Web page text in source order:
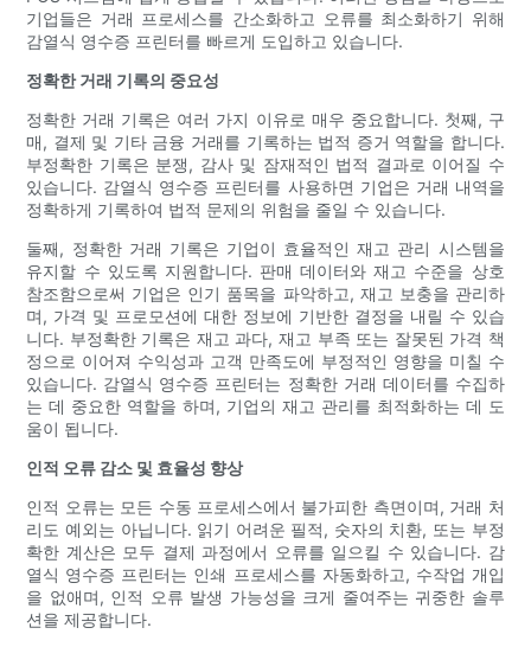
기업들은 거래 프로세스를 간소화하고 오류를 최소화하기 위해
감열식 영수증 프린터를 빠르게 도입하고 있습니다.
정확한 거래 기록의 중요성
정확한 거래 기록은 여러 가지 이유로 매우 중요합니다. 첫째, 구
매, 결제 및 기타 금융 거래를 기록하는 법적 증거 역할을 합니다.
부정확한 기록은 분쟁, 감사 및 잠재적인 법적 결과로 이어질 수
있습니다. 감열식 영수증 프린터를 사용하면 기업은 거래 내역을
정확하게 기록하여 법적 문제의 위험을 줄일 수 있습니다.
둘째, 정확한 거래 기록은 기업이 효율적인 재고 관리 시스템을
유지할 수 있도록 지원합니다. 판매 데이터와 재고 수준을 상호
참조함으로써 기업은 인기 품목을 파악하고, 재고 보충을 관리하
며, 가격 및 프로모션에 대한 정보에 기반한 결정을 내릴 수 있습
니다. 부정확한 기록은 재고 과다, 재고 부족 또는 잘못된 가격 책
정으로 이어져 수익성과 고객 만족도에 부정적인 영향을 미칠 수
있습니다. 감열식 영수증 프린터는 정확한 거래 데이터를 수집하
는 데 중요한 역할을 하며, 기업의 재고 관리를 최적화하는 데 도
움이 됩니다.
인적 오류 감소 및 효율성 향상
인적 오류는 모든 수동 프로세스에서 불가피한 측면이며, 거래 처
리도 예외는 아닙니다. 읽기 어려운 필적, 숫자의 치환, 또는 부정
확한 계산은 모두 결제 과정에서 오류를 일으킬 수 있습니다. 감
열식 영수증 프린터는 인쇄 프로세스를 자동화하고, 수작업 개입
을 없애며, 인적 오류 발생 가능성을 크게 줄여주는 귀중한 솔루
션을 제공합니다.